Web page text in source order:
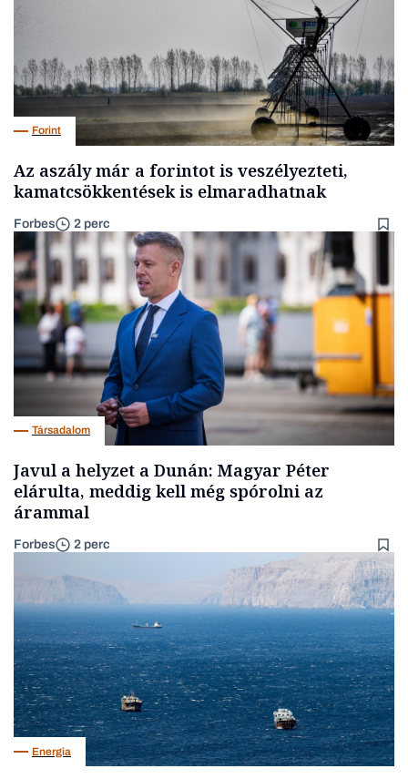
Forint
Az aszály már a forintot is veszélyezteti,
kamatcsökkentések is elmaradhatnak
Forbes 2 perc
Társadalom
Javul a helyzet a Dunán: Magyar Péter
elárulta, meddig kell még spórolni az
árammal
Forbes 2 perc
Energia